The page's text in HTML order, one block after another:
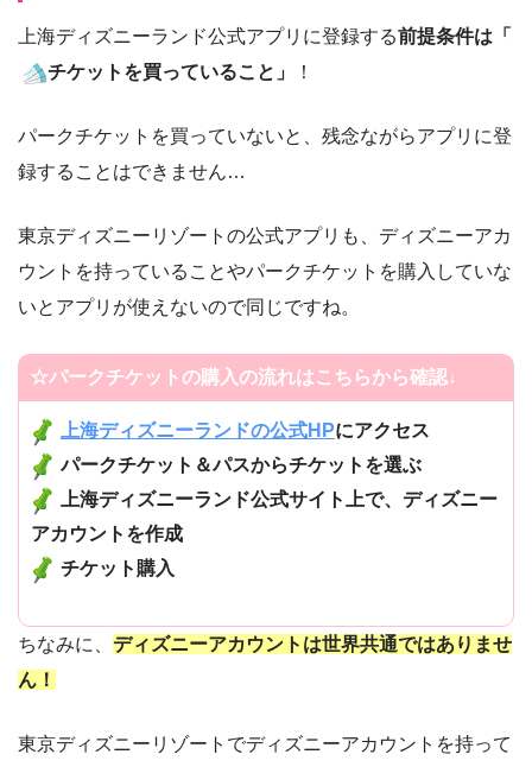
上海ディズニーランド公式アプリに登録する前提条件は「
チケットを買っていること 」 ！
パークチケットを買っていないと、残念ながらアプリに登
録することはできません…
東京ディズニーリゾートの公式アプリも、ディズニーアカ
ウントを持っていることやパークチケットを購入していな
いとアプリが使えないので同じですね。
☆パークチケットの購入の流れはこちらから確認↓
上海ディズニーランドの公式HPにアクセス
パークチケット＆パスからチケットを選ぶ
上海ディズニーランド公式サイト上で、ディズニー
アカウントを作成
チケット購入
ちなみに、 ディズニーアカウントは世界共通ではありませ
ん！
東京ディズニーリゾートでディズニーアカウントを持って